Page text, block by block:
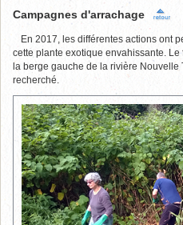
Campagnes d'arrachage
En 2017, les différentes actions ont
cette plante exotique envahissante.
la berge gauche de la rivière Nouvelle
recherché.